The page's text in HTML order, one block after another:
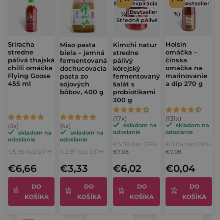
Sriracha
stredne
pálivá thajská
chilli omáčka
Flying Goose
455 ml
Priemerné
hodnotenie
5,0
odoslanie
€5,95 bez DPH
€6,66
DO
KOŠÍKA
Miso pasta
biela – jemná
fermentovaná
dochucovacia
pasta zo
sójových
bôbov, 400 g
Priemerné
hodnotenie
5,0
skladom na
odoslanie
€2,97 bez DPH
€3,33
DO
KOŠÍKA
Blízka expirácia
Bestseller
Středně pálivé
Kimchi natur
stredne
pálivý
kórejský
fermentovaný
šalát s
probiotikami
300 g
Priemerné
hodnotenie
je
4,9
z
hviezdičiek.
odoslanie
€5,38 bez DPH
€6,02
€7,08
%)
DO
KOŠÍKA
Bestseller
Hoisin
omáčka –
čínska
omáčka na
marinovanie
a dip 270 g
Priemerné
hodnotenie
je
4,7
z
hviezdičiek.
skladom na
odoslanie
€0,04 bez DPH
€0,04
€7,08
%)
DO
KOŠÍKA